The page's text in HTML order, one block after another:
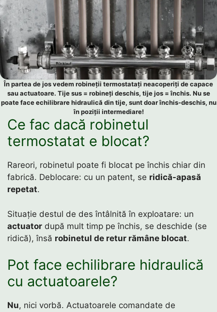
În partea de jos vedem robineții termostatați neacoperiți de capace
sau actuatoare. Tije sus = robineți deschis, tije jos = închis. Nu se
poate face echilibrare hidraulică din tije, sunt doar închis-deschis, nu
în poziții intermediare!
Ce fac dacă robinetul
termostatat e blocat?
Rareori, robinetul poate fi blocat pe închis chiar din
fabrică. Deblocare: cu un patent, se ridică-apasă
repetat.
Situație destul de des întâlnită în exploatare: un
actuator după mult timp pe închis, se deschide (se
ridică), însă robinetul de retur rămâne blocat.
Pot face echilibrare hidraulică
cu actuatoarele?
Nu, nici vorbă. Actuatoarele comandate de